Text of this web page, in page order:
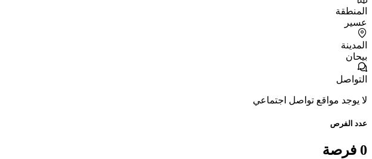
المنطقة
عسير
المدينة
بيحان
التواصل
لا يوجد مواقع تواصل اجتماعي
عدد الفرص
0 فرصة